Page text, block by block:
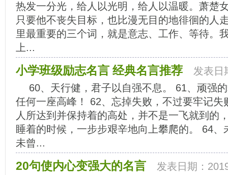
热发一分光，给人以光明，给人以温暖。萧楚
只要他不丧失目标，也比漫无目的地徘徊的人
里最重要的三个词，就是意志、工作、等待。
上...
小学班级励志名言 经典名言推荐
发表日
60、天行健，君子以自强不息。 61、顽强
任何一座高峰！ 62、忘掉失败，不过要牢记失
人所达到并保持着的高处，并不是一飞就到的
睡着的时候，一步步艰辛地向上攀爬的。 64、
未曾...
20句使内心变强大的名言
发表日期：